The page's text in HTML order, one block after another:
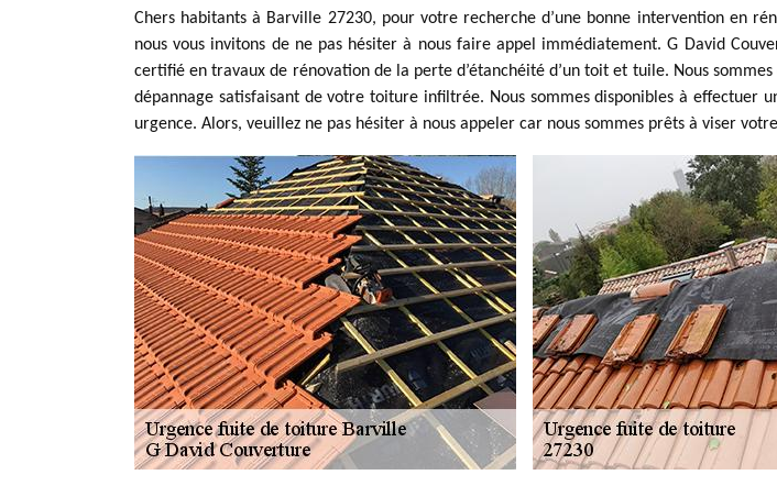
Chers habitants à Barville 27230, pour votre recherche d’une bonne intervention en
nous vous invitons de ne pas hésiter à nous faire appel immédiatement. G David
certifié en travaux de rénovation de la perte d’étanchéité d’un toit et tuile. Nous
dépannage satisfaisant de votre toiture infiltrée. Nous sommes disponibles à effectuer
urgence. Alors, veuillez ne pas hésiter à nous appeler car nous sommes prêts à viser